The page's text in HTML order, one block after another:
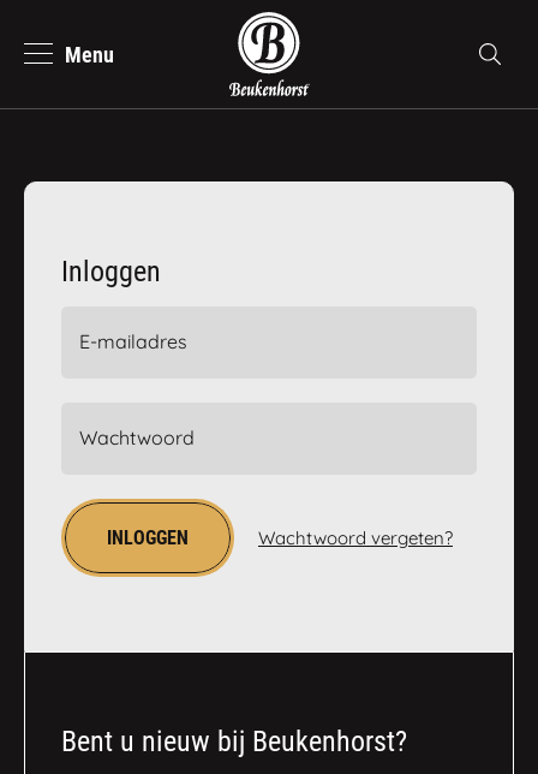
Menu
Beukenhorst Koffie
Nederlands
Inloggen
E-mailadres
Wachtwoord
INLOGGEN Wachtwoord vergeten?
Bent u nieuw bij Beukenhorst?